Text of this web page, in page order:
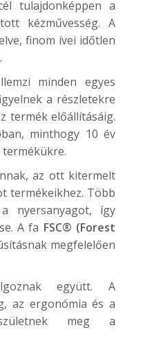
tulajdonképpen a
kézművesség. A
finom ívei időtlen
minden egyes
a részletekre
termék előállításáig.
minthogy 10 év
az ott kitermelt
termékeikhez. Több
nyersanyagot, így
A fa FSC® (Forest
megfelelően
együtt. A
az ergonómia és a
meg a